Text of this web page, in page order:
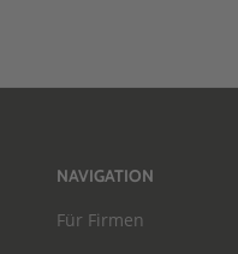
NAVIGATION
Für Firmen